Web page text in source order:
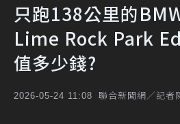
只跑138公里的
Lime Rock Park
值多少錢?
2026-05-24 11:08 聯合新聞網／記者